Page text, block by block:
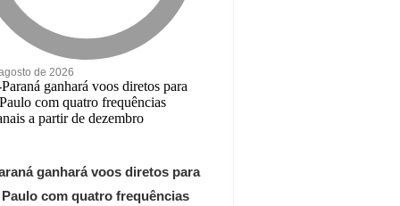
de 2026
ganhará voos diretos para
Paulo com quatro frequências